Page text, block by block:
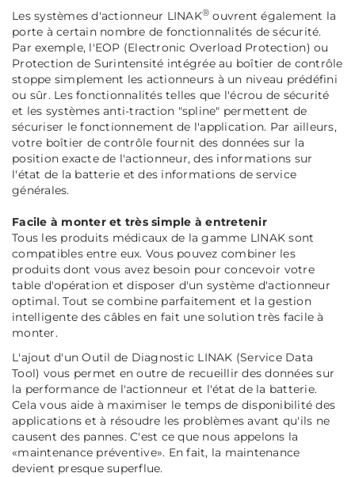
Les systèmes d'actionneur LINAK® ouvrent également la
porte à certain nombre de fonctionnalités de sécurité.
Par exemple, l'EOP (Electronic Overload Protection) ou
Protection de Surintensité intégrée au boîtier de contrôle
stoppe simplement les actionneurs à un niveau prédéfini
ou sûr. Les fonctionnalités telles que l'écrou de sécurité
et les systèmes anti-traction "spline" permettent de
sécuriser le fonctionnement de l'application. Par ailleurs,
votre boîtier de contrôle fournit des données sur la
position exacte de l'actionneur, des informations sur
l'état de la batterie et des informations de service
générales.
Facile à monter et très simple à entretenir
Tous les produits médicaux de la gamme LINAK sont
compatibles entre eux. Vous pouvez combiner les
produits dont vous avez besoin pour concevoir votre
table d'opération et disposer d'un système d'actionneur
optimal. Tout se combine parfaitement et la gestion
intelligente des câbles en fait une solution très facile à
monter.
L'ajout d'un Outil de Diagnostic LINAK (Service Data
Tool) vous permet en outre de recueillir des données sur
la performance de l'actionneur et l'état de la batterie.
Cela vous aide à maximiser le temps de disponibilité des
applications et à résoudre les problèmes avant qu'ils ne
causent des pannes. C'est ce que nous appelons la
«maintenance préventive». En fait, la maintenance
devient presque superflue.